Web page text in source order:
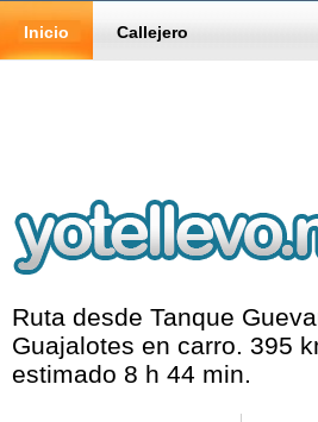
Inicio Callejero
Ruta desde Tanque
Guajalotes en carro. 395
estimado 8 h 44 min.